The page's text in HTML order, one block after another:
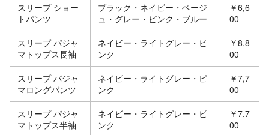
スリープ ショー
トパンツ
ブラック・ネイビー・ベージ
ュ・グレー・ピンク・ブルー
￥6,6
00
スリープ パジャ
マトップス長袖
ネイビー・ライトグレー・ピ
ンク
￥8,8
00
スリープ パジャ
マロングパンツ
ネイビー・ライトグレー・ピ
ンク
￥7,7
00
スリープ パジャ
マトップス半袖
ネイビー・ライトグレー・ピ
ンク
￥7,7
00